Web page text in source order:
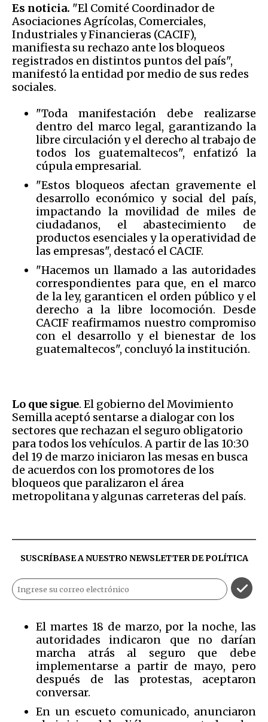
Es noticia. "El Comité Coordinador de
Asociaciones Agrícolas, Comerciales,
Industriales y Financieras (CACIF),
manifiesta su rechazo ante los bloqueos
registrados en distintos puntos del país",
manifestó la entidad por medio de sus redes
sociales.
"Toda manifestación debe realizarse
dentro del marco legal, garantizando la
libre circulación y el derecho al trabajo de
todos los guatemaltecos", enfatizó la
cúpula empresarial.
"Estos bloqueos afectan gravemente el
desarrollo económico y social del país,
impactando la movilidad de miles de
ciudadanos, el abastecimiento de
productos esenciales y la operatividad de
las empresas", destacó el CACIF.
"Hacemos un llamado a las autoridades
correspondientes para que, en el marco
de la ley, garanticen el orden público y el
derecho a la libre locomoción. Desde
CACIF reafirmamos nuestro compromiso
con el desarrollo y el bienestar de los
guatemaltecos", concluyó la institución.
Lo que sigue. El gobierno del Movimiento
Semilla aceptó sentarse a dialogar con los
sectores que rechazan el seguro obligatorio
para todos los vehículos. A partir de las 10:30
del 19 de marzo iniciaron las mesas en busca
de acuerdos con los promotores de los
bloqueos que paralizaron el área
metropolitana y algunas carreteras del país.
SUSCRÍBASE A NUESTRO NEWSLETTER DEPOLÍTICA
El martes 18 de marzo, por la noche, las
autoridades indicaron que no darían
marcha atrás al seguro que debe
implementarse a partir de mayo, pero
después de las protestas, aceptaron
conversar.
En un escueto comunicado, anunciaron